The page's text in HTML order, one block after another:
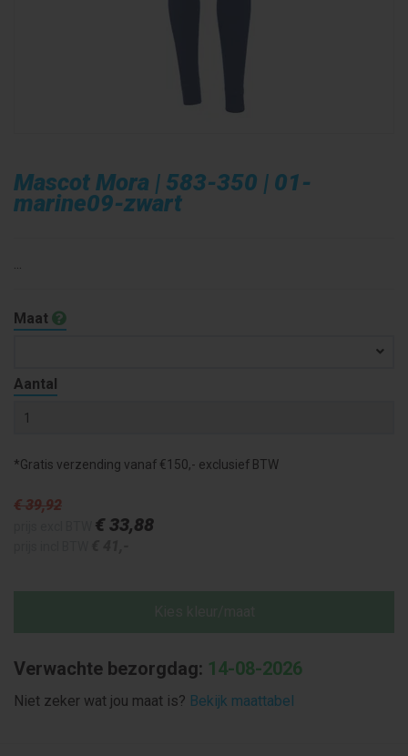
Mascot Mora | 583-350 | 01-
marine09-zwart
...
Maat
Aantal
*Gratis verzending vanaf €150,- exclusief BTW
€ 39,92
€ 33,88
Verwachte bezorgdag: 14-08-2026
Niet zeker wat jou maat is? Bekijk maattabel